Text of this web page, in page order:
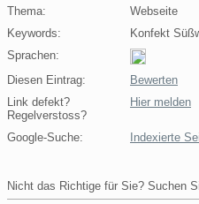
Thema:
Webseite
Keywords:
Konfekt
Sprachen:
Diesen Eintrag:
Bewerten
Link defekt?
Regelverstoss?
Hier melden
Google-Suche: Indexierte
Nicht das Richtige für Sie? Suchen